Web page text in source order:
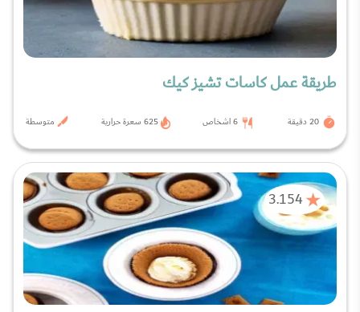
طريقة عمل كاسات تشيز كيك
20 دقيقة 6 اشخاص 625 سعرة حرارية متوسطة
3.154